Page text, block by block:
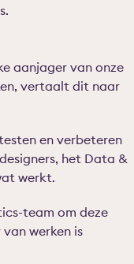
aanjager van onze
vertaalt dit naar
en verbeteren
het Data &
werkt.
team om deze
werken is